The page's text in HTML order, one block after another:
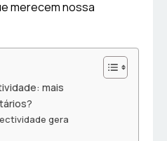
merecem nossa
mais
gera